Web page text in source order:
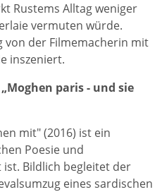
Rustems Alltag weniger
vermuten würde.
von der Filmemacherin mit
inszeniert.
paris - und sie
mit" (2016) ist ein
Poesie und
Bildlich begleitet der
eines sardischen